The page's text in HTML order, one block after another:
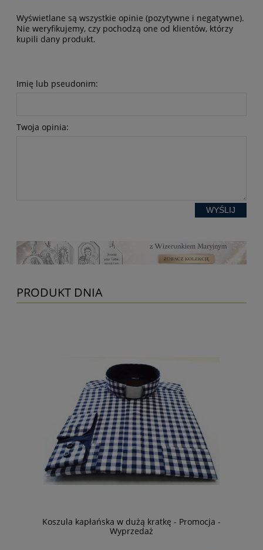
Wyświetlane są wszystkie opinie (pozytywne i negatywne).
Nie weryfikujemy, czy pochodzą one od klientów, którzy
kupili dany produkt.
Imię lub pseudonim:
Twoja opinia:
WYŚLIJ
PRODUKT DNIA
Koszula kapłańska w dużą kratkę - Promocja -
Wyprzedaż